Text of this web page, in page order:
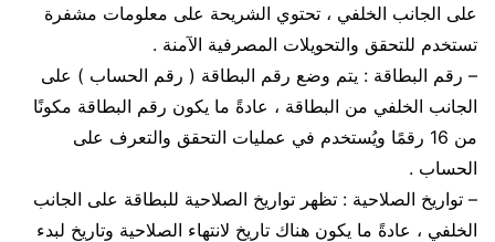
على الجانب الخلفي ، تحتوي الشريحة على معلومات مشفرة
تستخدم للتحقق والتحويلات المصرفية الآمنة .
– رقم البطاقة : يتم وضع رقم البطاقة ( رقم الحساب ) على
الجانب الخلفي من البطاقة ، عادةً ما يكون رقم البطاقة مكونًا
من 16 رقمًا ويُستخدم في عمليات التحقق والتعرف على
الحساب .
– تواريخ الصلاحية : تظهر تواريخ الصلاحية للبطاقة على الجانب
الخلفي ، عادةً ما يكون هناك تاريخ لانتهاء الصلاحية وتاريخ لبدء